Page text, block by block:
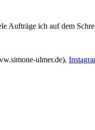
Aufträge ich auf dem
ulmer.de),